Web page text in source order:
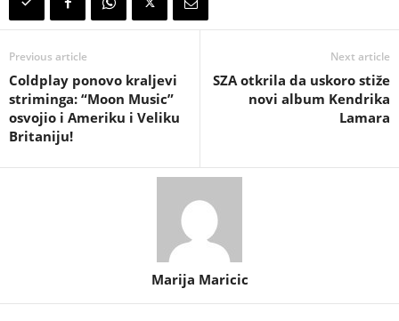
Previous article
Coldplay ponovo kraljevi
striminga: “Moon Music”
osvojio i Ameriku i Veliku
Britaniju!
Next article
SZA otkrila da uskoro stiže
novi album Kendrika
Lamara
Marija Maricic